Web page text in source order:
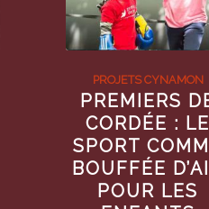
PROJETS CYNAMON
PREMIERS
CORDÉE : LE
SPORT
BOUFFÉE
POUR LES